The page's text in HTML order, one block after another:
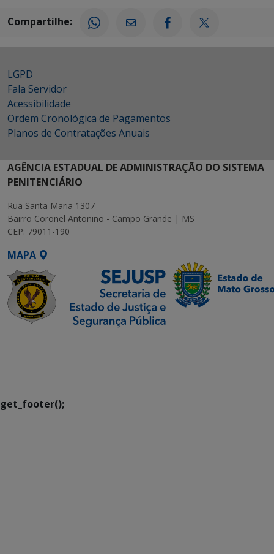
Compartilhe:
LGPD
Fala Servidor
Acessibilidade
Ordem Cronológica de Pagamentos
Planos de Contratações Anuais
AGÊNCIA ESTADUAL DE ADMINISTRAÇÃO DO SISTEMA
PENITENCIÁRIO
Rua Santa Maria 1307
Bairro Coronel Antonino - Campo Grande | MS
CEP: 79011-190
MAPA
get_footer();